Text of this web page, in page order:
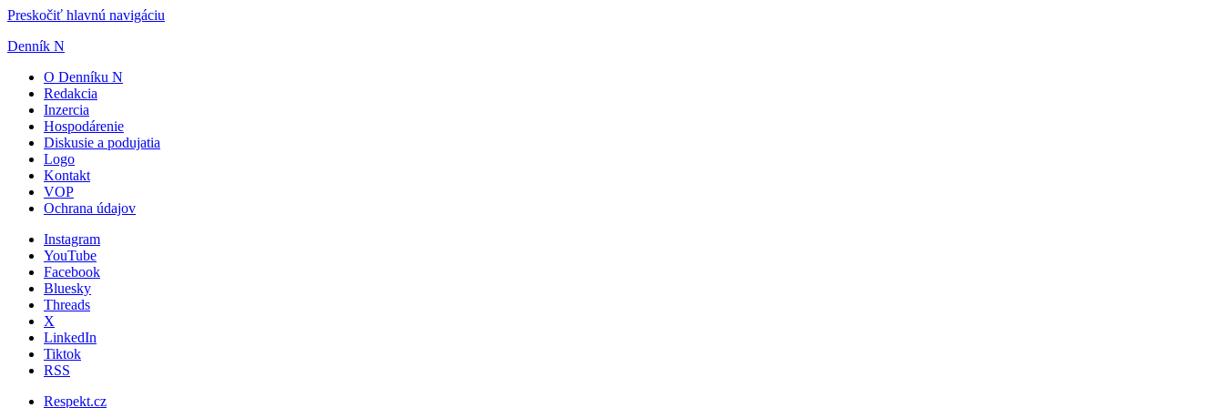
Preskočiť hlavnú navigáciu
Denník N
O Denníku N
Redakcia
Inzercia
Hospodárenie
Diskusie a podujatia
Logo
Kontakt
VOP
Ochrana údajov
Instagram
YouTube
Facebook
Bluesky
Threads
X
LinkedIn
Tiktok
RSS
Respekt.cz